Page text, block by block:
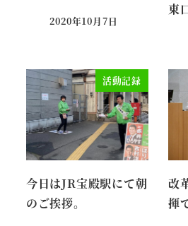
投稿日
2020年10月7日
東
活動記録
今日はJR宝殿駅にて朝
のご挨拶。
改
揮